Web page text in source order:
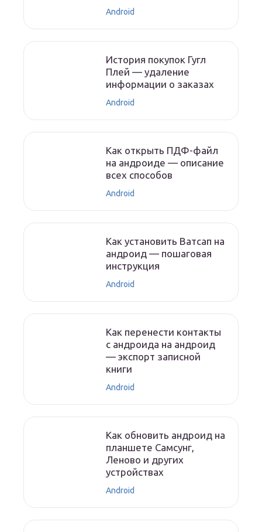
Android
История покупок Гугл
Плей — удаление
информации о заказах
Android
Как открыть ПДФ-файл
на андроиде — описание
всех способов
Android
Как установить Ватсап на
андроид — пошаговая
инструкция
Android
Как перенести контакты
с андроида на андроид
— экспорт записной
книги
Android
Как обновить андроид на
планшете Самсунг,
Леново и других
устройствах
Android